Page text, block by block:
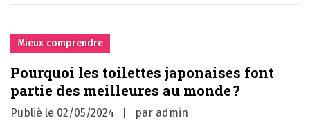
Mieux comprendre
Pourquoi les toilettes japonaises font
partie des meilleures au monde ?
Publié le 02/05/2024 par admin